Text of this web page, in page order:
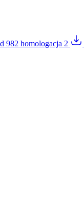
982 homologacja 2
strony trzeciej.